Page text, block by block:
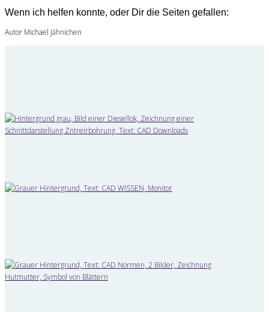
Wenn ich helfen konnte, oder Dir die Seiten gefallen:
Autor Michael Jähnichen